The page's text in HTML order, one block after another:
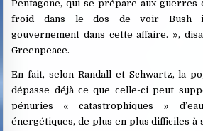
Pentagone, qui se prépare aux guerres
froid dans le dos de voir Bush
gouvernement dans cette affaire. »,
Greenpeace.
En fait, selon Randall et Schwartz, la
dépasse déjà ce que celle-ci peut
pénuries « catastrophiques »
énergétiques, de plus en plus difficiles